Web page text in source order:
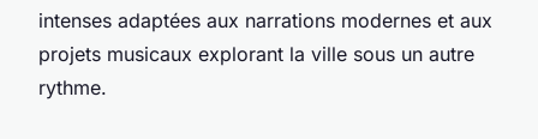
intenses adaptées aux narrations modernes et aux
projets musicaux explorant la ville sous un autre
rythme.